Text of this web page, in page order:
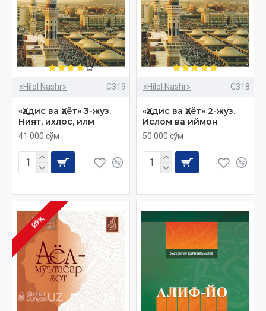
«Hilol Nashr» C319
«Ҳадис ва Ҳаёт» 3-жуз.
Ният, ихлос, илм
41 000 сўм
«Hilol Nashr» C318
«Ҳадис ва Ҳаёт» 2-жуз.
Ислом ва иймон
50 000 сўм
ЙЎҚ